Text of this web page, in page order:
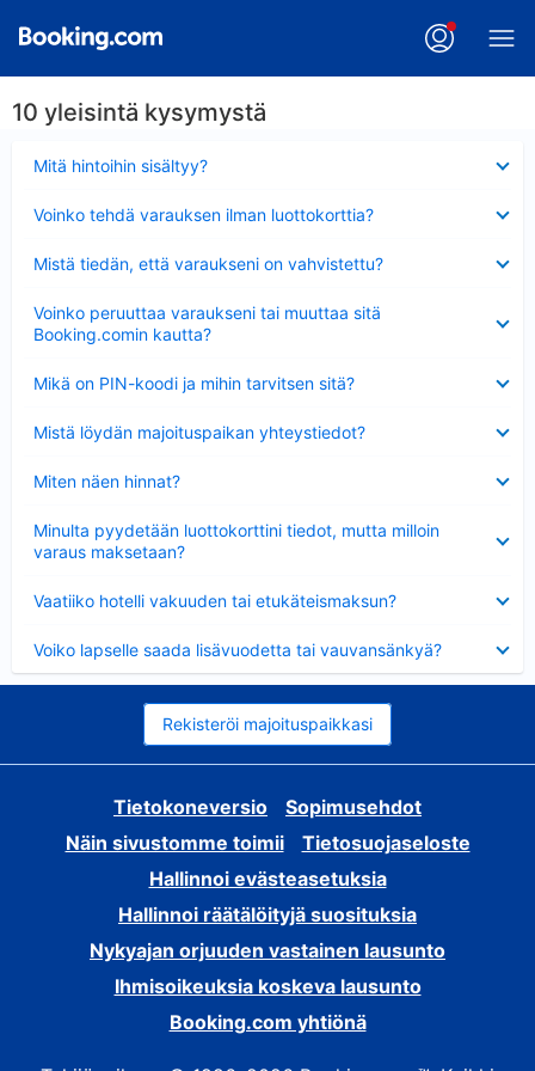
10 yleisintä kysymystä
Mitä hintoihin sisältyy?
Voinko tehdä varauksen ilman luottokorttia?
Mistä tiedän, että varaukseni on vahvistettu?
Voinko peruuttaa varaukseni tai muuttaa sitä
Booking.comin kautta?
Mikä on PIN-koodi ja mihin tarvitsen sitä?
Mistä löydän majoituspaikan yhteystiedot?
Miten näen hinnat?
Minulta pyydetään luottokorttini tiedot, mutta milloin
varaus maksetaan?
Vaatiiko hotelli vakuuden tai etukäteismaksun?
Voiko lapselle saada lisävuodetta tai vauvansänkyä?
Rekisteröi majoituspaikkasi
Tietokoneversio
Sopimusehdot
Näin sivustomme toimii
Tietosuojaseloste
Hallinnoi evästeasetuksia
Hallinnoi räätälöityjä suosituksia
Nykyajan orjuuden vastainen lausunto
Ihmisoikeuksia koskeva lausunto
Booking.com yhtiönä